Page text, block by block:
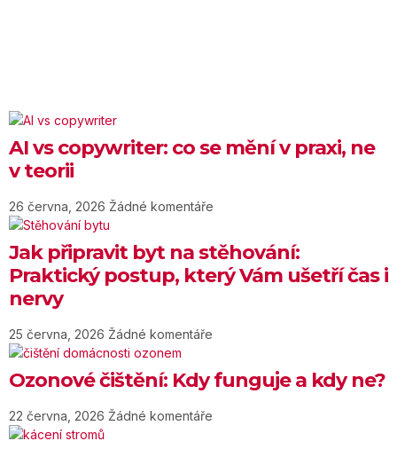
AI vs copywriter: co se mění v praxi, ne
v teorii
26 června, 2026 Žádné komentáře
Jak připravit byt na stěhování:
Praktický postup, který Vám ušetří čas i
nervy
25 června, 2026 Žádné komentáře
Ozonové čištění: Kdy funguje a kdy ne?
22 června, 2026 Žádné komentáře